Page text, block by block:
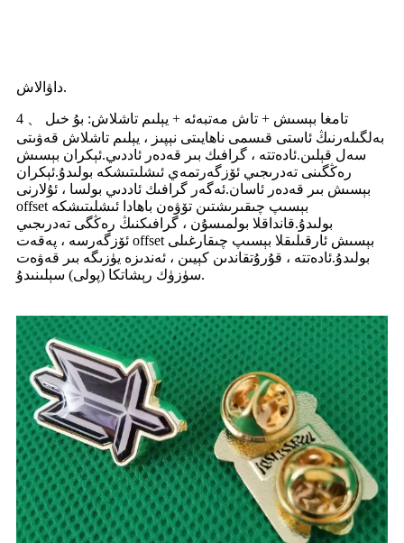
داۋالاش.
4 、 تامغا بېسىش + تاش مەتبەئە + يېلىم تاشلاش: بۇ خىل
بەلگىلەرنىڭ ئاستى قىسمى ناھايىتى نېپىز ، يېلىم تاشلاش قەۋىتى
سەل قېلىن.ئادەتتە ، گرافىك بىر قەدەر ئاددىي.ئېكران بېسىش
رەڭگىنى تەدرىجىي ئۆزگەرتمەي ئىشلىتىشكە بولىدۇ.ئېكران
بېسىش بىر قەدەر ئاسان.ئەگەر گرافىك ئاددىي بولسا ، ئۇلارنى
offset بېسىپ چىقىرىشتىن تۆۋەن باھادا ئىشلىتىشكە
بولىدۇ.قانداقلا بولمىسۇن ، گرافىكنىڭ رەڭگى تەدرىجىي
ئۆزگەرسە ، پەقەت offset بېسىش ئارقىلىقلا بېسىپ چىقارغىلى
بولىدۇ.ئادەتتە ، قۇرۇتقاندىن كېيىن ، ئەندىزە يۈزىگە بىر قەۋەت
سۈزۈك رېشاتكا (پولى) سېلىنىدۇ.